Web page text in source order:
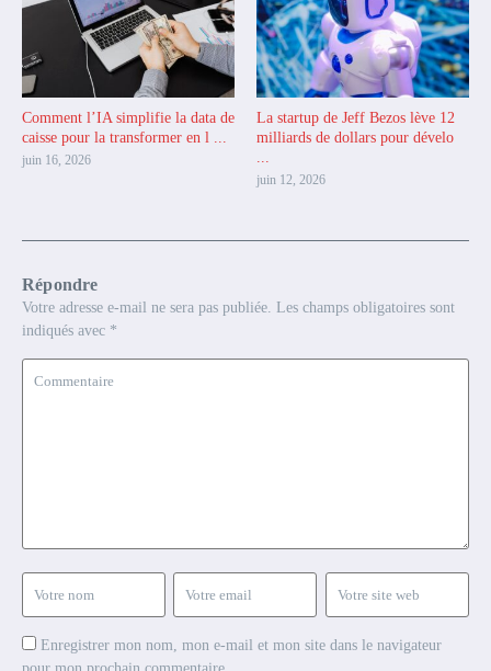
Comment l’IA simplifie la data de
caisse pour la transformer en l ...
juin 16, 2026
La startup de Jeff Bezos lève 12
milliards de dollars pour dévelo
...
juin 12, 2026
Répondre
Votre adresse e-mail ne sera pas publiée. Les champs obligatoires sont
indiqués avec *
Enregistrer mon nom, mon e-mail et mon site dans le navigateur